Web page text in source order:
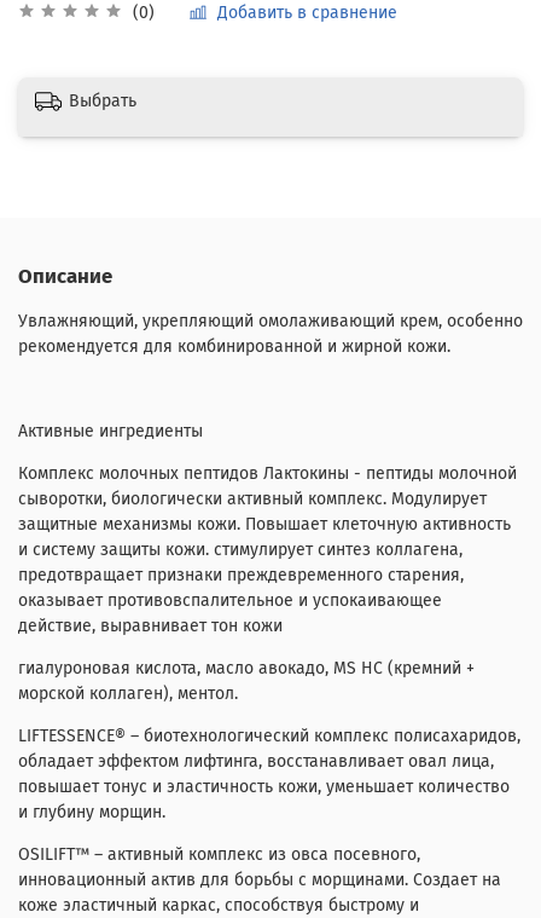
(0) Добавить в сравнение
Выбрать
Описание
Увлажняющий, укрепляющий омолаживающий крем, особенно
рекомендуется для комбинированной и жирной кожи.
Активные ингредиенты
Комплекс молочных пептидов Лактокины - пептиды молочной
сыворотки, биологически активный комплекс. Модулирует
защитные механизмы кожи. Повышает клеточную активность
и систему защиты кожи. стимулирует синтез коллагена,
предотвращает признаки преждевременного старения,
оказывает противовспалительное и успокаивающее
действие, выравнивает тон кожи
гиалуроновая кислота, масло авокадо, MS HC (кремний +
морской коллаген), ментол.
LIFTESSENCE® – биотехнологический комплекс полисахаридов,
обладает эффектом лифтинга, восстанавливает овал лица,
повышает тонус и эластичность кожи, уменьшает количество
и глубину морщин.
OSILIFT™ – активный комплекс из овса посевного,
инновационный актив для борьбы с морщинами. Создает на
коже эластичный каркас, способствуя быстрому и